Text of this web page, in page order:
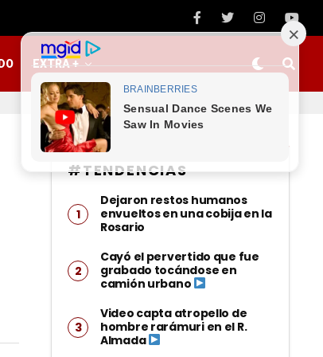
EXTRA +
#TENDENCIAS
Dejaron restos humanos
envueltos en una cobija en la
Rosario
Cayó el pervertido que fue
grabado tocándose en
camión urbano
Video capta atropello de
hombre rarámuri en el R.
Almada